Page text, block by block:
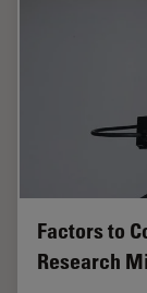
Factors to
Research